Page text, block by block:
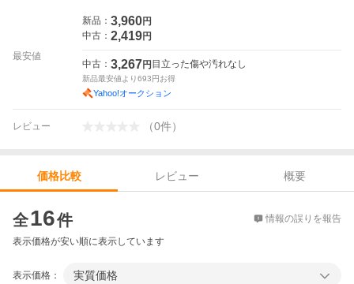
最安値
新品： 3,960円
中古： 2,419円
中古： 3,267円 目立った傷や汚れなし
新品最安値より693円お得
Yahoo!オークション
レビュー （0件）
価格比較 レビュー
概要
全16件 情報の誤りを報告
表示価格が安い順に表示しています
表示価格： 実質価格